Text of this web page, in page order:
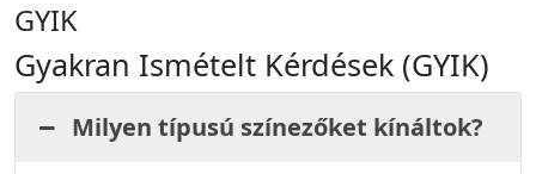
GYIK
Gyakran Ismételt Kérdések (GYIK)
Milyen típusú színezőket kínáltok?